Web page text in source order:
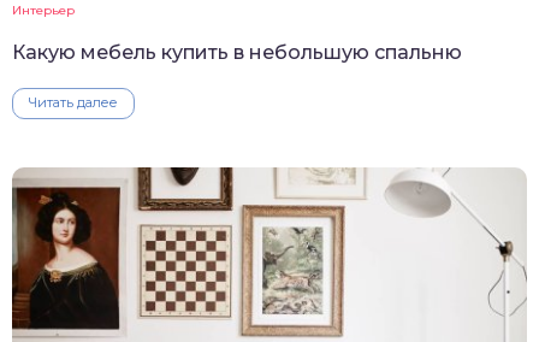
Интерьер
Какую мебель купить в небольшую спальню
Читать далее